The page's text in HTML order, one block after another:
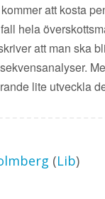
att kosta
hela
att man ska
lite utveckla
(Lib)